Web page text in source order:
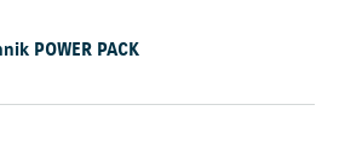
POWER PACK